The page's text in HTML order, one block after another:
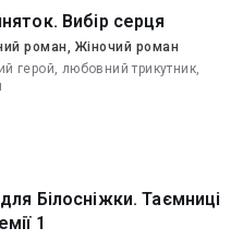
Вибір серця
роман, Жіночий роман
герой, любовний трикутник,
Білосніжки. Таємниці
1